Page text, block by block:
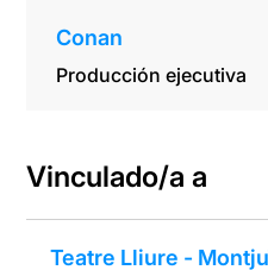
Conan
Producción ejecutiva
Vinculado/a a
Teatre Lliure -